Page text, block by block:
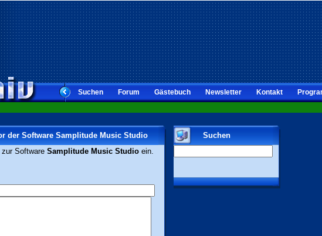
Suchen Forum Gästebuch Newsletter Kontakt
der Software Samplitude Music Studio
Software Samplitude Music Studio ein.
Suchen